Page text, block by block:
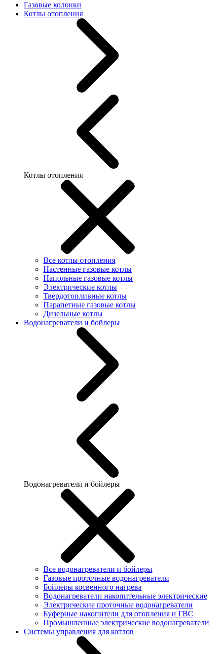
Газовые колонки
Котлы отопления
Котлы отопления
Все котлы отопления
Настенные газовые котлы
Напольные газовые котлы
Электрические котлы
Твердотопливные котлы
Парапетные газовые котлы
Дизельные котлы
Водонагреватели и бойлеры
Водонагреватели и бойлеры
Все водонагреватели и бойлеры
Газовые проточные водонагреватели
Бойлеры косвенного нагрева
Водонагреватели накопительные электрические
Электрические проточные водонагреватели
Буферные накопители для отопления и ГВС
Промышленные электрические водонагреватели
Системы управления для котлов